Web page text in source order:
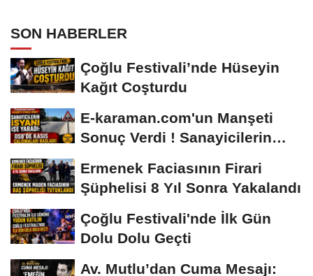
SON HABERLER
Çoğlu Festivali’nde Hüseyin
Kağıt Coşturdu
E-karaman.com'un Manşeti
Sonuç Verdi ! Sanayicilerin
Ermenek Faciasının Firari
Şüphelisi 8 Yıl Sonra Yakalandı
Çoğlu Festivali'nde İlk Gün
Dolu Dolu Geçti
Av. Mutlu’dan Cuma Mesajı: